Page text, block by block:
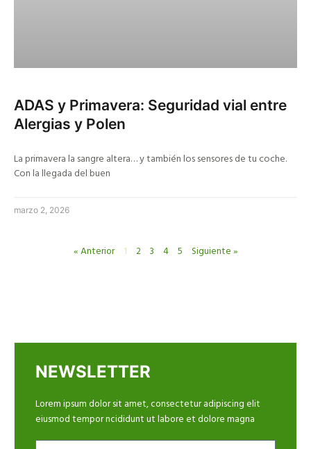
ADAS y Primavera: Seguridad vial entre
Alergias y Polen
La primavera la sangre altera… y también los sensores de tu coche.
Con la llegada del buen
marzo 2, 2026
« Anterior 1 2 3 4 5 Siguiente »
NEWSLETTER
Lorem ipsum dolor sit amet, consectetur adipiscing elit
eiusmod tempor ncididunt ut labore et dolore magna